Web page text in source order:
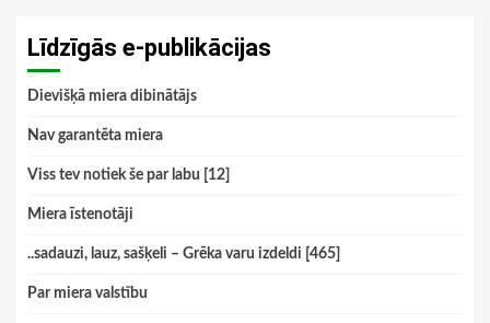
Līdzīgās e-publikācijas
Dievišķā miera dibinātājs
Nav garantēta miera
Viss tev notiek še par labu [12]
Miera īstenotāji
..sadauzi, lauz, sašķeli – Grēka varu izdeldi [465]
Par miera valstību